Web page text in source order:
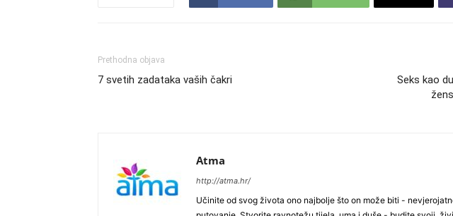
Prethodna objava
7 svetih zadataka vaših čakri
Seks kao
Atma
http://atma.hr/
Učinite od svog života ono najbolje što on može biti -